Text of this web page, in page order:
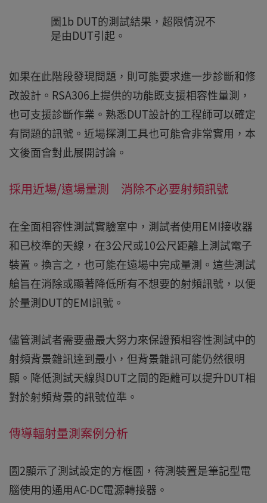
圖1b DUT的測試結果，超限情況不
是由DUT引起。
如果在此階段發現問題，則可能要求進一步診斷和修
改設計。RSA306上提供的功能既支援相容性量測，
也可支援診斷作業。熟悉DUT設計的工程師可以確定
有問題的訊號。近場探測工具也可能會非常實用，本
文後面會對此展開討論。
採用近場/遠場量測 消除不必要射頻訊號
在全面相容性測試實驗室中，測試者使用EMI接收器
和已校準的天線，在3公尺或10公尺距離上測試電子
裝置。換言之，也可能在遠場中完成量測。這些測試
艙旨在消除或顯著降低所有不想要的射頻訊號，以便
於量測DUT的EMI訊號。
儘管測試者需要盡最大努力來保證預相容性測試中的
射頻背景雜訊達到最小，但背景雜訊可能仍然很明
顯。降低測試天線與DUT之間的距離可以提升DUT相
對於射頻背景的訊號位準。
傳導輻射量測案例分析
圖2顯示了測試設定的方框圖，待測裝置是筆記型電
腦使用的通用AC-DC電源轉接器。